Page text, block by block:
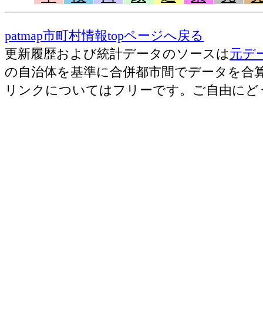
patmap市町村情報topページへ戻る
更新履歴および統計データのソースは元デ
の自治体を基準に合併都市間でデータを合
リンクについてはフリーです。ご自由にど